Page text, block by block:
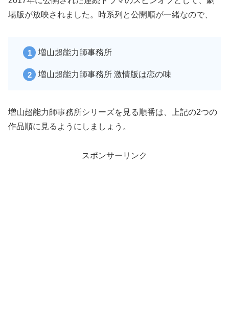
場版が放映されました。時系列と公開順が一緒なので、
増山超能力師事務所
増山超能力師事務所 激情版は恋の味
増山超能力師事務所シリーズを見る順番は、上記の2つの
作品順に見るようにしましょう。
スポンサーリンク